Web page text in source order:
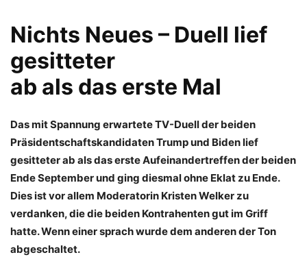
Nichts Neues – Duell lief
gesitteter
ab als das erste Mal
Das mit Spannung erwartete TV-Duell der beiden
Präsidentschaftskandidaten Trump und Biden lief
gesitteter ab als das erste Aufeinandertreffen der beiden
Ende September und ging diesmal ohne Eklat zu Ende.
Dies ist vor allem Moderatorin Kristen Welker zu
verdanken, die die beiden Kontrahenten gut im Griff
hatte. Wenn einer sprach wurde dem anderen der Ton
abgeschaltet.